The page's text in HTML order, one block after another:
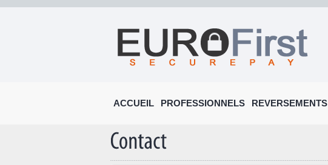
ACCUEIL PROFESSIONNELS REVERSEMENTS